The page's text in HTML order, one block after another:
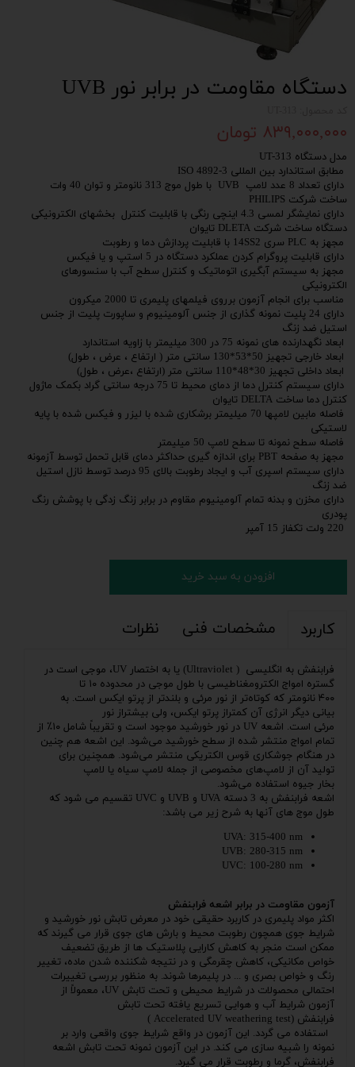
دستگاه مقاومت در برابر نور UVB
۸۳۹,۰۰۰,۰۰۰ تومان
مدل دستگاه UT-313
مطابق استاندارد بین المللی ISO 4892-3
دارای تعداد 8 عدد لامپ UVB با طول موج 313 نانومتر و توان 40 وات
ساخت شرکت PHILIPS
دارای نمایشگر لمسی 4.3 اینچی رنگی با قابلیت کنترل بخشهای الکترونیکی
دستگاه ساخت شرکت DLETA تایوان
مجهز به PLC سری 14SS2 با قابلیت پردازش دما و رطوبت
دارای قابلیت پروگرام کردن عملکرد دستگاه در 5 استپ و یا فیکس
مجهز به سیستم آبگیری اتوماتیک و کنترل سطح آب با سنسورهای
الکترونیکی
مناسب برای انجام آزمون برروی فیلمهای پلیمری تا 2000 میکرون
دارای 24 پلیت نمونه گذاری از جنس آلومینیوم و ساپورت پلیت از جنس
استیل ضد زنگ
ابعاد نگهدارنده های نمونه 75 در 300 میلیمتر با زاویه استاندارد
ابعاد خارجی تجهیز 50*53*130 سانتی متر ( ارتفاع ، عرض ، طول)
ابعاد داخلی تجهیز 30*48*110 سانتی متر (ارتفاع ،عرض ، طول)
دارای سیستم کنترل دما از دمای محیط تا 75 درجه سانتی گراد بکمک ماژول
کنترل دما ساخت DELTA تایوان
فاصله مابین لامپها 70 میلیمتر برشکاری شده با لیزر و فیکس شده با پایه
لاستیکی
فاصله سطح نمونه تا سطح لامپ 50 میلیمتر
مجهز به صفحه PBT برای اندازه گیری حداکثر دمای قابل تحمل توسط آزمونه
دارای سیستم اسپری آب و ایجاد رطوبت بالای 95 درصد توسط نازل استیل
ضد زنگ
دارای مخزن و بدنه تمام آلومینیوم مقاوم در برابر زنگ زدگی با پوشش رنگ
پودری
افزودن به سبد خرید
کاربرد مشخصات فنی نظرات
فرابنفش به انگلیسی
( Ultraviolet) یا به اختصار UV، موجی است در
گستره امواج الکترومغناطیسی با طول موجی
در محدوده ۱۰ تا
۴۰۰ نانومتر که کوتاه‌تر از نور مرئی و بلندتر از پرتو ایکس است. به
بیانی دیگر انرژی آن کمتراز پرتو ایکس، ولی بیشتراز نور
مرئی است. اشعه خورشید
موجود است و تقریباً شامل ۱۰٪ از
تمام امواج منتشر شده از سطح خورشید می‌شود. این اشعه هم چنین
در هنگام جوشکاری قوس الکتریکی منتشر می‌شود. همچنین برای
تولید آن از لامپ‌های مخصوصی از جمله لامپ سیاه یا لامپ
بخار جیوه استفاده می‌شود.
اشعه فرابنفش به 3 دسته UVA و UVB و UVC تقسیم می شود که
طول موج های آنها به شرح زیر می باشد:
UVA: 315-400 nm
UVB: 280-315 nm
UVC: 100-280 nm
آزمون مقاومت در برابر اشعه فرابنفش
اکثر مواد پلیمری در کاربرد حقیقی خود در معرض تابش نور خورشید و
شرایط جوی همچون رطوبت محیط و بارش های جوی قرار می گیرند که
ممکن است منجر به کاهش کارایی پلاستیک ها از طریق تضعیف
خواص مکانیکی، کاهش چقرمگی و در نتیجه شکننده شدن ماده، تغییر
رنگ و خواص بصری و ... در پلیمرها شوند. به منظور بررسی تغییرات
احتمالی محصولات در شرایط محیطی و تحت تابش UV، معمولاً از
آزمون شرایط آب و هوایی تسریع یافته تحت تابش
فرابنفش (Accelerated UV weathering test )
استفاده می گردد. این آزمون در واقع شرایط جوی واقعی وارد بر
نمونه را شبیه سازی می کند. در این آزمون نمونه تحت تابش اشعه
فرابنفش، گرما و رطوبت قرار می گیرد.